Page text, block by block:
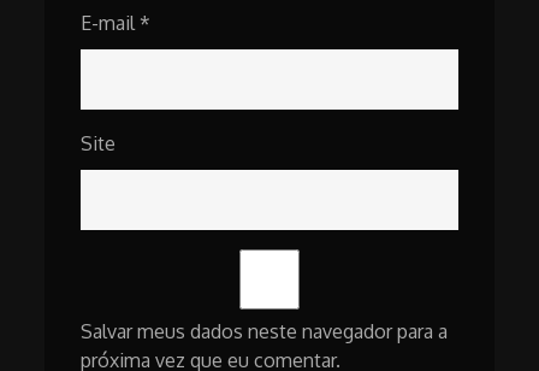
E-mail *
Site
Salvar meus dados neste navegador para a
próxima vez que eu comentar.